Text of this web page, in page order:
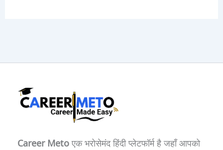
Career Metoएक भरोसेमंद हिंदी प्लेटफॉर्म है जहाँ आपको